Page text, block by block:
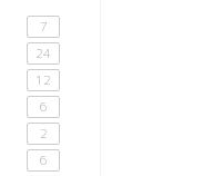
7
24
12
6
2
6